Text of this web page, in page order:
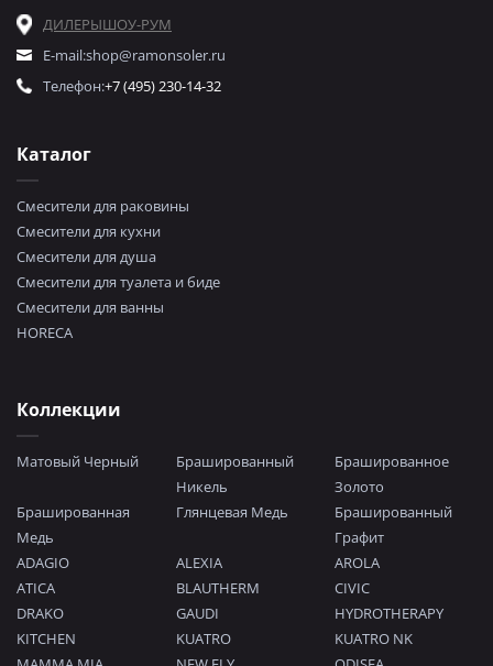
Каталог
Смесители для раковины
Смесители для кухни
Смесители для душа
Смесители для туалета и биде
Смесители для ванны
HORECA
Коллекции
Матовый Черный
Брашированный
Никель
Брашированное
Золото
Брашированная
Медь
Глянцевая Медь
Брашированный
Графит
ADAGIO
ALEXIA
AROLA
ATICA
BLAUTHERM
CIVIC
DRAKO
GAUDI
HYDROTHERAPY
KITCHEN
KUATRO
KUATRO NK
ДИЛЕРЫШОУ-РУМ
E-mail:shop@ramonsoler.ru
Телефон:+7 (495) 230-14-32